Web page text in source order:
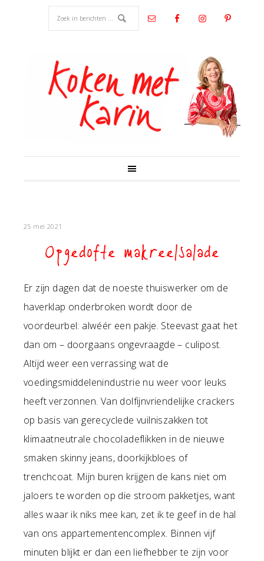
25 mei 2021
Opgedofte makreelsalade
Er zijn dagen dat de noeste thuiswerker om de
haverklap onderbroken wordt door de
voordeurbel: alwéér een pakje. Steevast gaat het
dan om – doorgaans ongevraagde – culipost.
Altijd weer een verrassing wat de
voedingsmiddelenindustrie nu weer voor leuks
heeft verzonnen. Van dolfijnvriendelijke crackers
op basis van gerecyclede vuilniszakken tot
klimaatneutrale chocoladeflikken in de nieuwe
smaken skinny jeans, doorkijkbloes of
trenchcoat. Mijn buren krijgen de kans niet om
jaloers te worden op die stroom pakketjes, want
alles waar ik niks mee kan, zet ik te geef in de hal
van ons appartementencomplex. Binnen vijf
minuten blijkt er dan een liefhebber te zijn voor